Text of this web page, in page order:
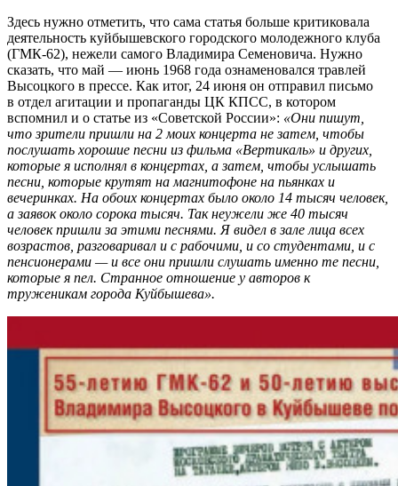
Здесь нужно отметить, что сама статья больше критиковала
деятельность куйбышевского городского молодежного клуба
(ГМК-62), нежели самого Владимира Семеновича. Нужно
сказать, что май — июнь 1968 года ознаменовался травлей
Высоцкого в прессе. Как итог, 24 июня он отправил письмо
в отдел агитации и пропаганды ЦК КПСС, в котором
вспомнил и о статье из «Советской России»: «Они пишут,
что зрители пришли на 2 моих концерта не затем, чтобы
послушать хорошие песни из фильма «Вертикаль» и других,
которые я исполнял в концертах, а затем, чтобы услышать
песни, которые крутят на магнитофоне на пьянках и
вечеринках. На обоих концертах было около 14 тысяч человек,
а заявок около сорока тысяч. Так неужели же 40 тысяч
человек пришли за этими песнями. Я видел в зале лица всех
возрастов, разговаривал и с рабочими, и со студентами, и с
пенсионерами — и все они пришли слушать именно те песни,
которые я пел. Странное отношение у авторов к
труженикам города Куйбышева».